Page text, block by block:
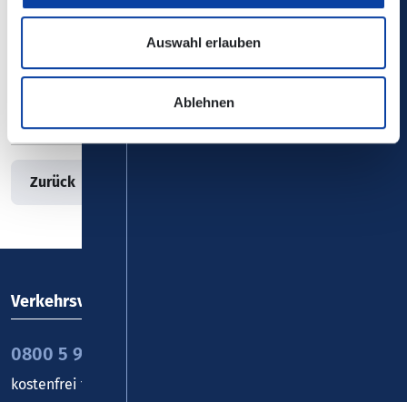
Auswahl erlauben
Ablehnen
Deutschlands überwunden und die Studierenden beider
Hochschulen in Koblenz haben für die Dauer ihres
gesamten Nahverkehr Deutschlands griffbereit in der
Tasche bzw. im Smartphone hinterlegt,“ führt Pauly aus.
Zurück
Verkehrsverbund Rhein-Mosel GmbH
0800 5 986 986
kostenfrei täglich 8 - 20 Uhr